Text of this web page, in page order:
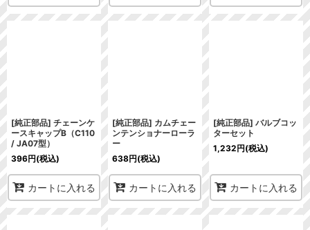
[純正部品] チェーンケ
ースキャップB（C110
/ JA07型）
396円(税込)
カートに入れる
[純正部品] カムチェー
ンテンショナーローラ
ー
638円(税込)
カートに入れる
[純正部品] バルブコッ
ターセット
1,232円(税込)
カートに入れる